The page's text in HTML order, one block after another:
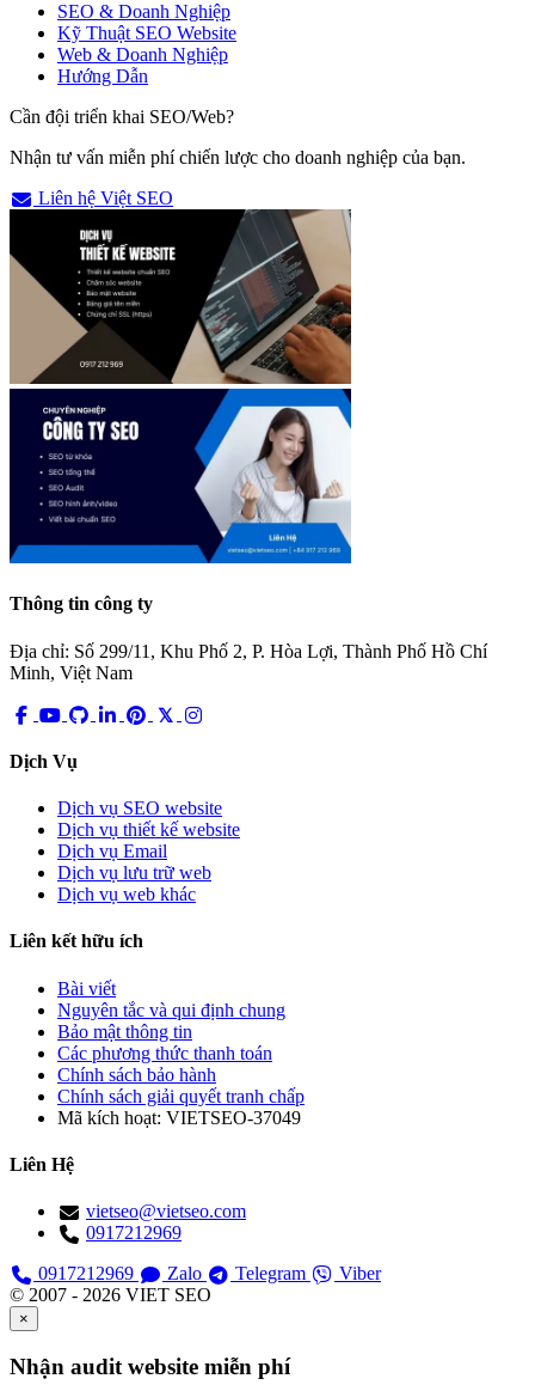
SEO & Doanh Nghiệp
Kỹ Thuật SEO Website
Web & Doanh Nghiệp
Hướng Dẫn
Cần đội triển khai SEO/Web?
Nhận tư vấn miễn phí chiến lược cho doanh nghiệp của bạn.
Liên hệ Việt SEO
Thông tin công ty
Địa chỉ: Số 299/11, Khu Phố 2, P. Hòa Lợi, Thành Phố Hồ Chí
Minh, Việt Nam
Dịch Vụ
Dịch vụ SEO website
Dịch vụ thiết kế website
Dịch vụ Email
Dịch vụ lưu trữ web
Dịch vụ web khác
Liên kết hữu ích
Bài viết
Nguyên tắc và qui định chung
Bảo mật thông tin
Các phương thức thanh toán
Chính sách bảo hành
Chính sách giải quyết tranh chấp
Mã kích hoạt: VIETSEO-37049
Liên Hệ
vietseo@vietseo.com
0917212969
0917212969
Zalo Telegram
Viber
© 2007 - 2026 VIET SEO
×
Nhận audit website miễn phí